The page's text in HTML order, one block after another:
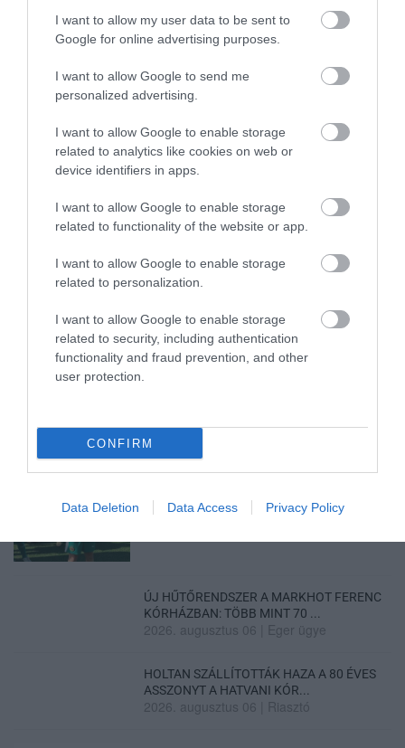
I want to allow my user data to be sent to
Google for online advertising purposes.
I want to allow Google to send me
personalized advertising.
I want to allow Google to enable storage
related to analytics like cookies on web or
device identifiers in apps.
I want to allow Google to enable storage
related to functionality of the website or app.
I want to allow Google to enable storage
related to personalization.
I want to allow Google to enable storage
related to security, including authentication
functionality and fraud prevention, and other
user protection.
CONFIRM
Data Deletion Data Access Privacy Policy
KÉT AUTÓ ÜTKÖZÖTT BOGÁCSON, A
MENTŐK IS A HELYSZÍNRE ÉRKE...
2026. augusztus 06
HÍREK A GARÁZSBÓL: CHERY TIGGO 9
2026. augusztus 06|Barta Autó
EGY EGRI CSALÁD TÖRTÉNE...
2026. augusztus 06
ÚJ HŰTŐRENDSZER A MARKHOT FERENC
KÓRHÁZBAN: TÖBB MINT 70 ...
2026. augusztus 06 Eger ügye
HOLTAN SZÁLLÍTOTTÁK HAZA A 80 ÉVES
ASSZONYT A HATVANI KÓR...
2026. augusztus 06 Riasztó